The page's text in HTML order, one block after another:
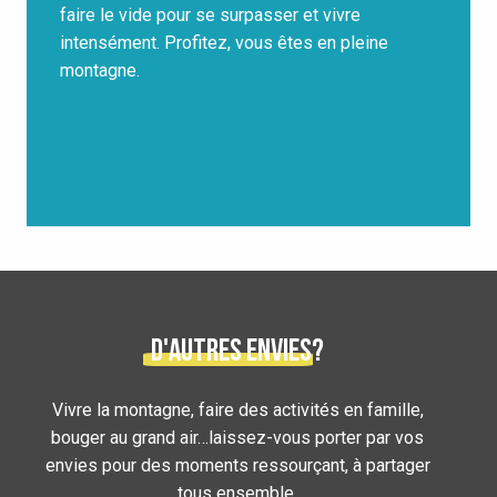
faire le vide pour se surpasser et vivre
intensément. Profitez, vous êtes en pleine
montagne.
D'autres envies?
Vivre la montagne, faire des activités en famille,
bouger au grand air…laissez-vous porter par vos
envies pour des moments ressourçant, à partager
TROUVER UN COIN DE NATURE